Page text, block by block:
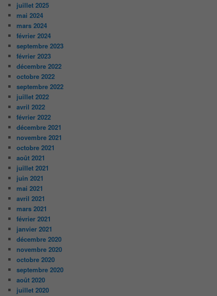
juillet 2025
mai 2024
mars 2024
février 2024
septembre 2023
février 2023
décembre 2022
octobre 2022
septembre 2022
juillet 2022
avril 2022
février 2022
décembre 2021
novembre 2021
octobre 2021
août 2021
juillet 2021
juin 2021
mai 2021
avril 2021
mars 2021
février 2021
janvier 2021
décembre 2020
novembre 2020
octobre 2020
septembre 2020
août 2020
juillet 2020